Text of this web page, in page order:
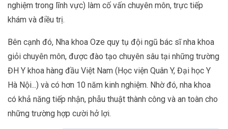
nghiệm trong lĩnh vực) làm cố vấn chuyên môn, trực tiếp
khám và điều trị.
Bên cạnh đó, Nha khoa Oze quy tụ đội ngũ bác sĩ nha khoa
giỏi chuyên môn, được đào tạo chuyên sâu tại những trường
ĐH Y khoa hàng đầu Việt Nam (Học viện Quân Y, Đại học Y
Hà Nội...) và có hơn 10 năm kinh nghiệm. Nhờ đó, nha khoa
có khả năng tiếp nhận, phẫu thuật thành công và an toàn cho
những trường hợp cười hở lợi.